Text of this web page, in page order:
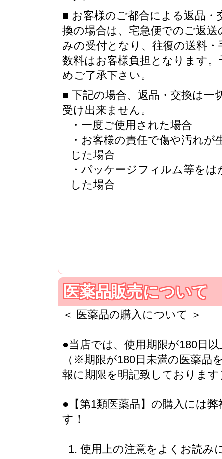
■ お客様のご都合による返品・
換の場合は、宅急便でのご返送
みの受付となり、往復の送料・
数料はお客様負担となります。
めご了承下さい。
■ 下記の場合、返品・交換は一
受け出来ません。
・一度ご使用された場合
・お客様の責任で傷や汚れが
じた場合
・パッケージフィルム等をは
した場合
医薬品販売について
＜ 医薬品の購入について ＞
●当店では、使用期限が180日
（※期限が180日未満の医薬品
報に期限を明記致しております
●【第1類医薬品】の購入には
す！
1. 使用上の注意をよくお読み